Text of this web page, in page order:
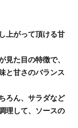
上がって頂ける甘
見た目の特徴で、
と甘さのバランス
ろん、サラダなど
理して、ソースの